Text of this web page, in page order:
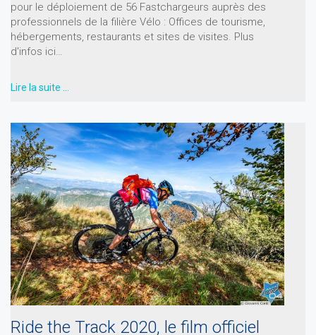
pour le déploiement de 56 Fastchargeurs auprès des
professionnels de la filière Vélo : Offices de tourisme,
hébergements, restaurants et sites de visites. Plus
d'infos ici…
Lire la suite …
Ride the Track 2020, le film officiel